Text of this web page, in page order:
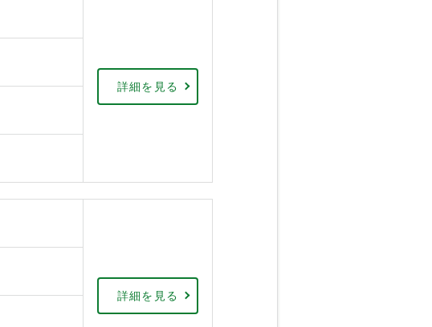
詳細を見る
詳細を見る